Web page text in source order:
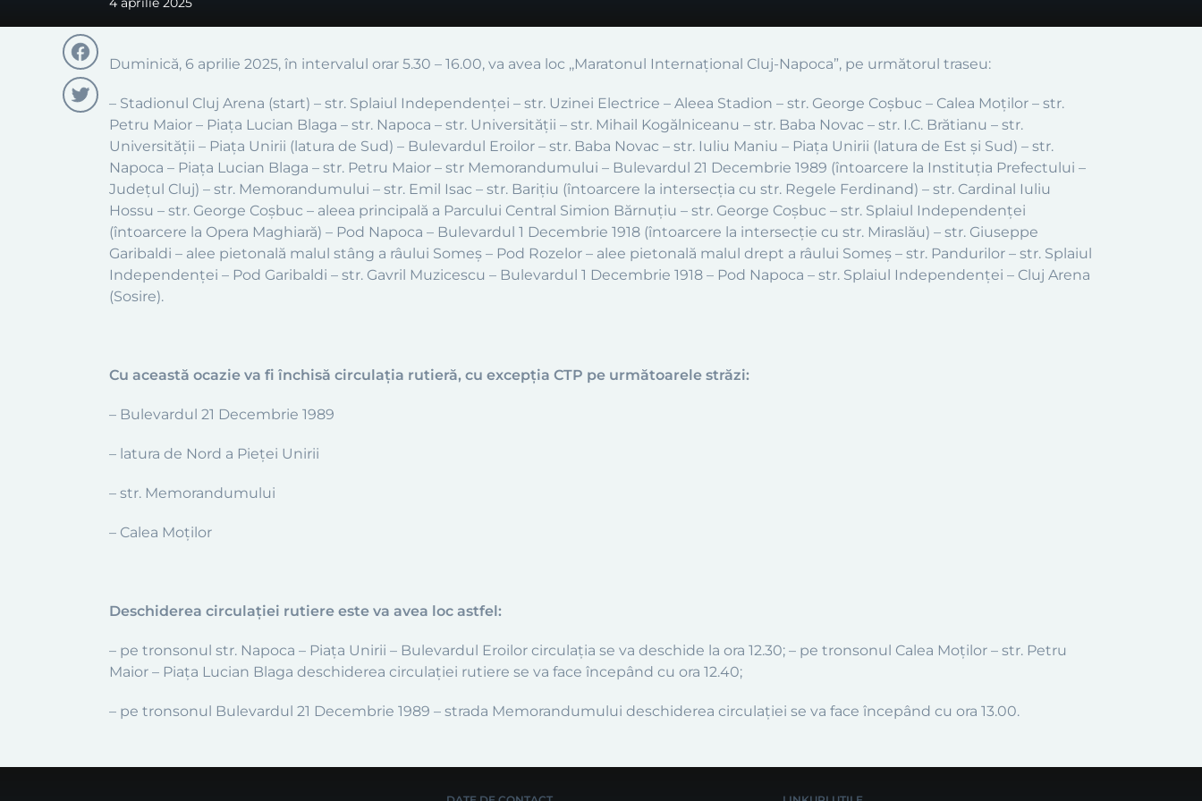
Facebook
Twitter
Duminică, 6 aprilie 2025, în intervalul orar 5.30 – 16.00, va avea loc ,,Maratonul Internațional Cluj-Napoca”, pe următorul traseu:
– Stadionul Cluj Arena (start) – str. Splaiul Independenței – str. Uzinei Electrice – Aleea Stadion – str. George Coșbuc – Calea Moților – str.
Petru Maior – Piața Lucian Blaga – str. Napoca – str. Universității – str. Mihail Kogălniceanu – str. Baba Novac – str. I.C. Brătianu – str.
Universității – Piața Unirii (latura de Sud) – Bulevardul Eroilor – str. Baba Novac – str. Iuliu Maniu – Piața Unirii (latura de Est și Sud) – str.
Napoca – Piața Lucian Blaga – str. Petru Maior – str Memorandumului – Bulevardul 21 Decembrie 1989 (întoarcere la Instituția Prefectului –
Județul Cluj) – str. Memorandumului – str. Emil Isac – str. Barițiu (întoarcere la intersecția cu str. Regele Ferdinand) – str. Cardinal Iuliu
Hossu – str. George Coșbuc – aleea principală a Parcului Central Simion Bărnuțiu – str. George Coșbuc – str. Splaiul Independenței
(întoarcere la Opera Maghiară) – Pod Napoca – Bulevardul 1 Decembrie 1918 (întoarcere la intersecție cu str. Miraslău) – str. Giuseppe
Garibaldi – alee pietonală malul stâng a râului Someș – Pod Rozelor – alee pietonală malul drept a râului Someș – str. Pandurilor – str. Splaiul
Independenței – Pod Garibaldi – str. Gavril Muzicescu – Bulevardul 1 Decembrie 1918 – Pod Napoca – str. Splaiul Independenței – Cluj Arena
(Sosire).
Cu această ocazie va fi închisă circulaţia rutieră, cu excepția CTP pe următoarele străzi:
– Bulevardul 21 Decembrie 1989
– latura de Nord a Pieței Unirii
– str. Memorandumului
– Calea Moților
Deschiderea circulaţiei rutiere este va avea loc astfel:
– pe tronsonul str. Napoca – Piaţa Unirii – Bulevardul Eroilor circulația se va deschide la ora 12.30; – pe tronsonul Calea Moților – str. Petru
Maior – Piața Lucian Blaga deschiderea circulaţiei rutiere se va face începând cu ora 12.40;
– pe tronsonul Bulevardul 21 Decembrie 1989 – strada Memorandumului deschiderea circulației se va face începând cu ora 13.00.